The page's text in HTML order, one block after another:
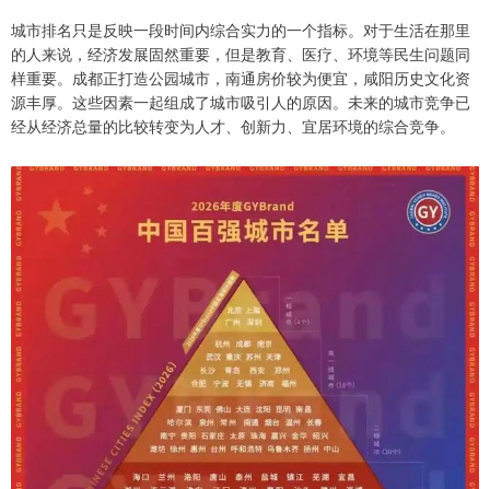
城市排名只是反映一段时间内综合实力的一个指标。对于生活在那里
的人来说，经济发展固然重要，但是教育、医疗、环境等民生问题同
样重要。成都正打造公园城市，南通房价较为便宜，咸阳历史文化资
源丰厚。这些因素一起组成了城市吸引人的原因。未来的城市竞争已
经从经济总量的比较转变为人才、创新力、宜居环境的综合竞争。